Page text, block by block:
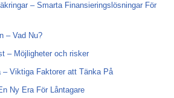
– Smarta Finansieringslösningar För
– Vad Nu?
– Möjligheter och risker
– Viktiga Faktorer att Tänka På
Ny Era För Låntagare